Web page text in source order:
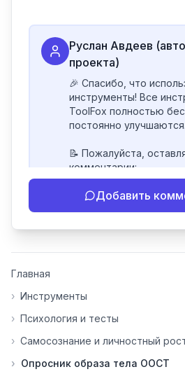
Руслан Авдеев
проекта)
🎉 Спасибо, что
инструменты! Все
ToolFox полностью
постоянно улучшаются.
📝 Пожалуйста,
комментарии:
- Если инструмент
некорректно
инструменты
основе вашей обратной
⭐ Если вам нравится
благодарен за отзыв о
Добавить
Главная
› Инструменты
› Психология и тесты
› Самосознание и личностный
› Опросник образа тела ООСТ